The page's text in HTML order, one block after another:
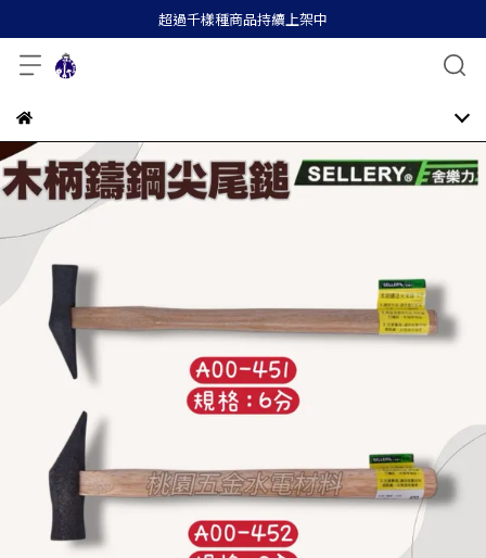
超過千樣種商品持續上架中